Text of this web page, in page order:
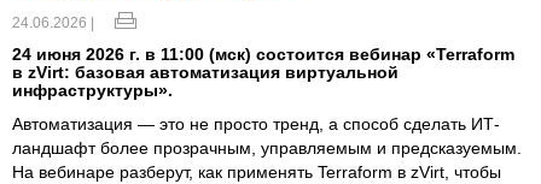
24.06.2026 |
24 июня 2026 г. в 11:00 (мск) состоится вебинар «Terraform
в zVirt: базовая автоматизация виртуальной
инфраструктуры».
Автоматизация — это не просто тренд, а способ сделать ИТ-
ландшафт более прозрачным, управляемым и предсказуемым.
На вебинаре разберут, как применять Terraform в zVirt, чтобы